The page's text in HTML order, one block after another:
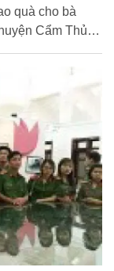
quà cho bà
Cẩm Thủy,